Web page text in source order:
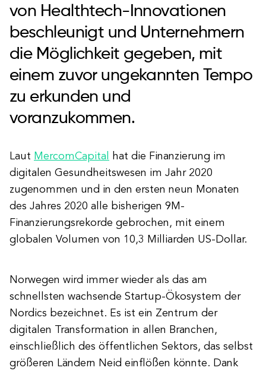
von Healthtech-Innovationen
beschleunigt und Unternehmern
die Möglichkeit gegeben, mit
einem zuvor ungekannten Tempo
zu erkunden und
voranzukommen.
Laut MercomCapital
hat die Finanzierung im
digitalen Gesundheitswesen im Jahr 2020
zugenommen und in den ersten neun Monaten
des Jahres 2020 alle bisherigen 9M-
Finanzierungsrekorde gebrochen, mit einem
globalen Volumen von 10,3 Milliarden US-Dollar.
Norwegen wird immer wieder als das am
schnellsten wachsende Startup-Ökosystem der
Nordics bezeichnet. Es ist ein Zentrum der
digitalen Transformation in allen Branchen,
einschließlich des öffentlichen Sektors, das selbst
größeren Ländern Neid einflößen könnte. Dank